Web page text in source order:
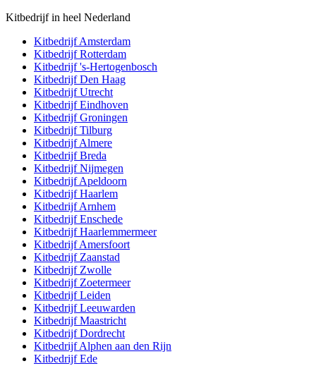
Kitbedrijf in heel Nederland
KitbedrijfAmsterdam
KitbedrijfRotterdam
Kitbedrijf's-Hertogenbosch
KitbedrijfDen Haag
KitbedrijfUtrecht
KitbedrijfEindhoven
KitbedrijfGroningen
KitbedrijfTilburg
KitbedrijfAlmere
KitbedrijfBreda
KitbedrijfNijmegen
KitbedrijfApeldoorn
KitbedrijfHaarlem
KitbedrijfArnhem
KitbedrijfEnschede
KitbedrijfHaarlemmermeer
KitbedrijfAmersfoort
Kitbedrijf Zaanstad
Kitbedrijf Zwolle
Kitbedrijf Zoetermeer
KitbedrijfLeiden
KitbedrijfLeeuwarden
KitbedrijfMaastricht
KitbedrijfDordrecht
KitbedrijfAlphen aan den Rijn
KitbedrijfEde